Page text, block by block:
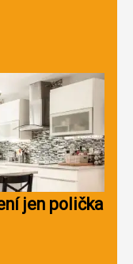
jen polička